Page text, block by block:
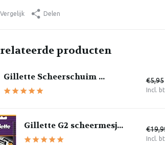
Vergelijk Delen
producten
Gillette Scheerschuim ... €5,95
Incl.
Gillette G2 scheermesj...
Incl.